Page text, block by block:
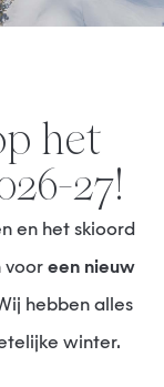
het
27!
voor een nieuw
hebben alles
winter.